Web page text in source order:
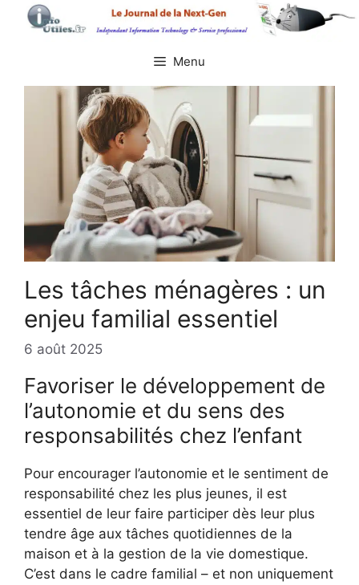
Aller
Menu
Les tâches ménagères : un
enjeu familial essentiel
6 août 2025
Favoriser le développement de
l’autonomie et du sens des
responsabilités chez l’enfant
Pour encourager l’autonomie et le sentiment de
responsabilité chez les plus jeunes, il est
essentiel de leur faire participer dès leur plus
tendre âge aux tâches quotidiennes de la
maison et à la gestion de la vie domestique.
C’est dans le cadre familial – et non uniquement